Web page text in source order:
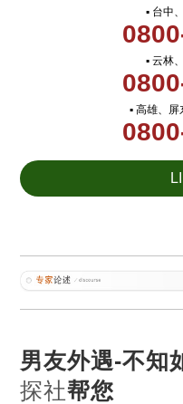
▪ 台中
▪ 云林
▪ 高雄、
男友外遇-不知
探社帮您